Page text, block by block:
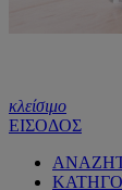
κλείσιμο
ΕΙΣΟΔΟΣ